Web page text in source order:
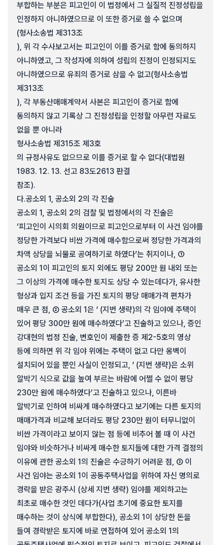
부합하는 부분은 피고인이 이 법정에서 그 실질적 진정성립을
인정하지 아니하였으므로 이 또한 증거로 쓸 수 없으며
(형사소송법 제313조
), 위 각 수사보고서는 피고인이 이를 증거로 함에 동의하지
아니하였고, 그 작성자에 의하여 성립의 진정이 인정되지도
아니하였으므로 유죄의 증거로 삼을 수 없고(형사소송법
제313조
), 각 부동산매매계약서 사본은 피고인이 증거로 함에
동의하지 않고 기록상 그 진정성립을 인정할 아무런 자료도
없을 뿐 아니라
형사소송법 제315조 제3호
의 규정사유도 없으므로 이를 증거로 할 수 없다(대법원
1983. 12. 13. 선고 83도2613 판결
참조).
다.공소외 1, 공소외 2의 각 진술
공소외 1, 공소외 2의 검찰 및 법정에서의 각 진술은
‘피고인이 시의회 의원이므로 피고인으로부터 이 사건 임야를
정당한 가격보다 비싼 가격에 매수함으로써 정당한 가격과의
차액 상당을 뇌물로 공여하기로 하였다’는 취지이나, ①
공소외 1이 피고인의 토지 외에도 평당 200만 원 내외 또는
그 이상의 가격에 매수한 토지도 상당 수 있는데다가, 유사한
형상과 입지 조건 등을 가진 토지의 평당 매매가격 편차가
매우 큰 점, ② 공소외 1은 ‘ (지번 생략)의 각 임야에 주택이
있어 평당 300만 원에 매수하였다’고 진술하고 있으나, 증인
강대현의 법정 진술, 변호인이 제출한 증 제2-5호의 영상
등에 의하면 위 각 임야 위에는 주택이 없고 다만 옹벽이
설치되어 있을 뿐인 사실이 인정되고, ‘ (지번 생략)은 소위
알박기 식으로 값을 높여 부르는 바람에 어쩔 수 없이 평당
230만 원에 매수하였다’고 진술하고 있으나, 이른바
알박기로 인하여 비싸게 매수하였다고 보기에는 다른 토지의
매매가격과 비교해 보더라도 평당 230만 원이 터무니없이
비싼 가격이라고 보이지 않는 점 등에 비추어 볼 때 이 사건
임야와 비슷하거나 비싸게 매수한 토지들에 대한 가격 결정의
이유에 관한 공소외 1의 진술은 수긍하기 어려운 점, ③ 이
사건 임야는 공소외 1이 공동주택사업을 위하여 자신 명의로
경락을 받은 광주시 (상세 지번 생략) 임야를 제외하고는
최초로 매수한 것인 데다가(사업 초기에 중요한 토지를
매수하는 것이 상식에 부합한다), 공소외 1이 상당한 돈을
들여 경락받은 토지에 바로 연접하여 있어 공소외 1의